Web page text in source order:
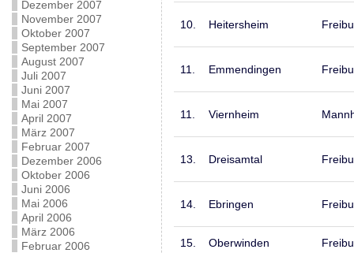
Dezember 2007
November 2007
Oktober 2007
September 2007
August 2007
Juli 2007
Juni 2007
Mai 2007
April 2007
März 2007
Februar 2007
Dezember 2006
Oktober 2006
Juni 2006
Mai 2006
April 2006
März 2006
Februar 2006
10. Heitersheim
11. Emmendingen
11. Viernheim
13. Dreisamtal
14. Ebringen
15. Oberwinden